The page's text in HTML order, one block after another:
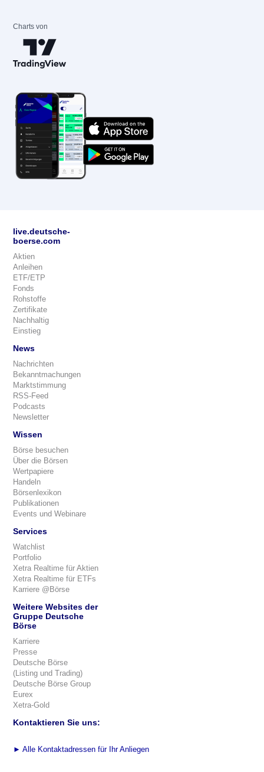
Charts von
live.deutsche-
boerse.com
Aktien
Anleihen
ETF/ETP
Fonds
Rohstoffe
Zertifikate
Nachhaltig
Einstieg
News
Nachrichten
Bekanntmachungen
Marktstimmung
RSS-Feed
Podcasts
Newsletter
Wissen
Börse besuchen
Über die Börsen
Wertpapiere
Handeln
Börsenlexikon
Publikationen
Events und Webinare
Services
Watchlist
Portfolio
Xetra Realtime für Aktien
Xetra Realtime für ETFs
Karriere @Börse
Weitere Websites der
Gruppe Deutsche
Börse
Karriere
Presse
Deutsche Börse
(Listing und Trading)
Deutsche Börse Group
Eurex
Xetra-Gold
Kontaktieren Sie uns:
► Alle Kontaktadressen für Ihr Anliegen